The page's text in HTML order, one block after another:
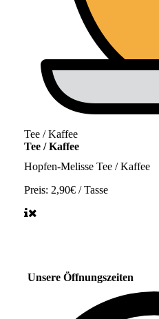
Tee / Kaffee
Tee / Kaffee
Hopfen-Melisse Tee / Kaffee
Preis: 2,90€ / Tasse
Unsere Öffnungszeiten